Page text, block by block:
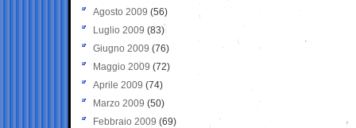
Agosto 2009 (56)
Luglio 2009 (83)
Giugno 2009 (76)
Maggio 2009 (72)
Aprile 2009 (74)
Marzo 2009 (50)
Febbraio 2009 (69)